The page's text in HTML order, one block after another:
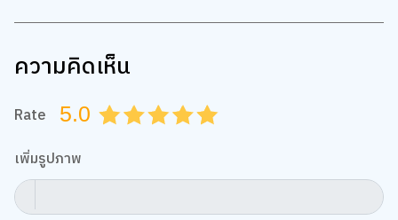
ความคิดเห็น
Rate 5.0 4.5
4.0
3.5
3.0
2.5
2.0
1.5
1.0
0.5
เพิ่มรูปภาพ